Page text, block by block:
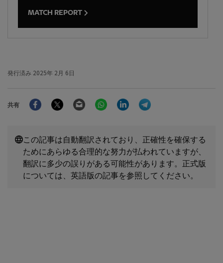
MATCH REPORT
発行済み 2025年 2月 6日
共有
FacebookTwitter Email WhatsAppLinkedIn
この記事は自動翻訳されており、正確性を確保する
ためにあらゆる合理的な努力が払われていますが、
翻訳に多少の誤りがある可能性があります。正式版
については、英語版の記事を参照してください。